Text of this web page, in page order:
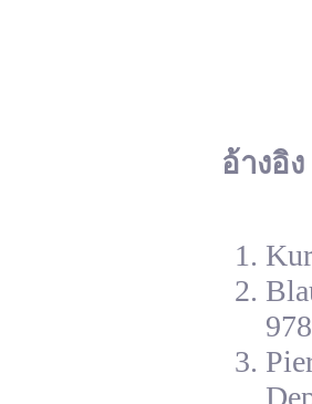
อ้างอิง